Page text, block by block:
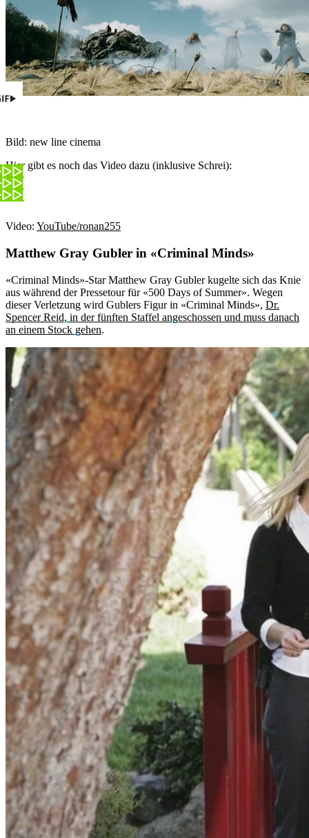
Bild: new line cinema
Hier gibt es noch das Video dazu (inklusive Schrei):
Video: YouTube/ronan255
Matthew Gray Gubler in «Criminal Minds»
«Criminal Minds»-Star Matthew Gray Gubler kugelte sich das Knie
aus während der Pressetour für «500 Days of Summer». Wegen
dieser Verletzung wird Gublers Figur in «Criminal Minds», Dr.
Spencer Reid, in der fünften Staffel angeschossen und muss danach
an einem Stock gehen.